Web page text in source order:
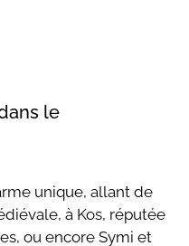
le
unique, allant de
à Kos, réputée
ou encore Symi et